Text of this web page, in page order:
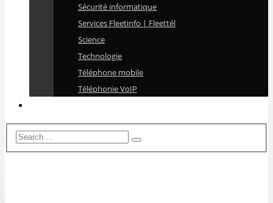
Sécurité informatique
Services Fleetinfo | Fleettél
Science
Technologie
Téléphone mobile
Téléphonie VoIP